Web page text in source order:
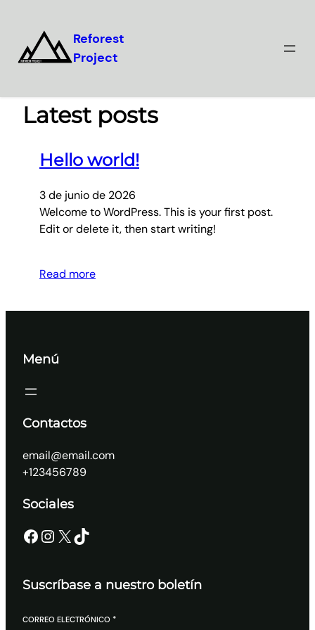
Saltar
contenido
Reforest
Project
Latest posts
Hello world!
3 de junio de 2026
Welcome to WordPress. This is your first post.
Edit or delete it, then start writing!
Read more
Menú
Contactos
email@email.com
+123456789
Sociales
Facebook Instagram X TikTok
Suscríbase a nuestro boletín
CORREO ELECTRÓNICO *